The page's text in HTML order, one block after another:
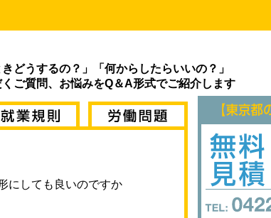
きどうするの？」「何からしたらいいの？」
くご質問、お悩みをQ＆A形式でご紹介します
にしても良いのですか